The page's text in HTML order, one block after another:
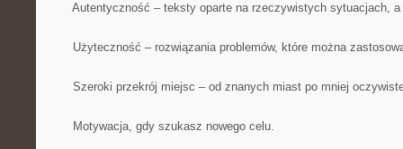
Autentyczność – teksty oparte na rzeczywistych sytuacjach, a
Użyteczność – rozwiązania problemów, które można
Szeroki przekrój miejsc – od znanych miast po mniej
Motywacja, gdy szukasz nowego celu.